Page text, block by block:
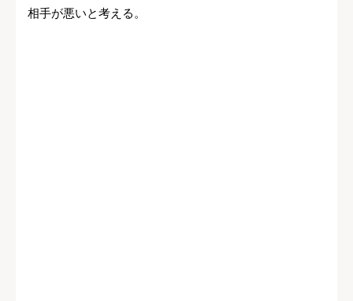
相手が悪いと考える。